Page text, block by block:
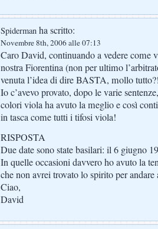
Spiderman ha scritto:
Novembre 8th, 2006 alle 07:13
Caro David, continuando a vedere come
nostra Fiorentina (non per ultimo
venuta l’idea di dire BASTA, mollo
Io c’avevo provato, dopo le varie
colori viola ha avuto la meglio e così
in tasca come tutti i tifosi viola!
RISPOSTA
Due date sono state basilari: il 6 giugno
In quelle occasioni davvero ho avuto la
che non avrei trovato lo spirito per andare
Ciao,
David